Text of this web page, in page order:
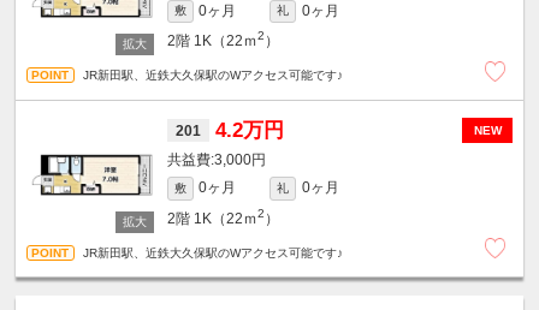
敷 0ヶ月 礼
0ヶ月
2階 1K（22ｍ2 ）
JR新田駅、近鉄大久保駅のWアクセス可能です♪
NEW
201 4.2万円
3,000円
敷 0ヶ月 礼
0ヶ月
2階 1K（22ｍ2 ）
JR新田駅、近鉄大久保駅のWアクセス可能です♪